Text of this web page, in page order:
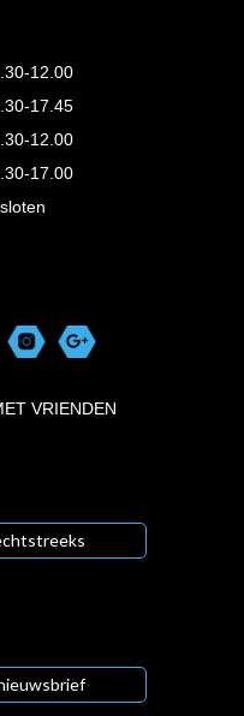
12.00
17.45
12.00
17.00
VRIENDEN